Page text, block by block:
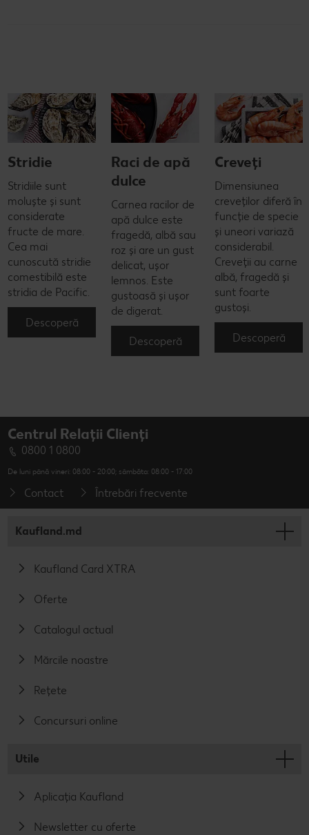
Stridie
Stridiile sunt
moluște și sunt
considerate
fructe de mare.
Cea mai
cunoscută stridie
comestibilă este
stridia de Pacific.
Descoperă
Raci de apă
dulce
Carnea racilor de
apă dulce este
fragedă, albă sau
roz și are un gust
delicat, ușor
lemnos. Este
gustoasă și ușor
de digerat.
Descoperă
Creveți
Dimensiunea
creveților diferă în
funcție de specie
și uneori variază
considerabil.
Creveții au carne
albă, fragedă și
sunt foarte
gustoși.
Descoperă
Centrul Relații Clienți
0800 1 0800
De luni până vineri: 08:00 - 20:00; sâmbăta: 08:00 - 17:00
Contact Întrebări frecvente
Kaufland.md
Kaufland Card XTRA
Oferte
Catalogul actual
Mărcile noastre
Rețete
Concursuri online
Utile
Aplicația Kaufland
Newsletter cu oferte